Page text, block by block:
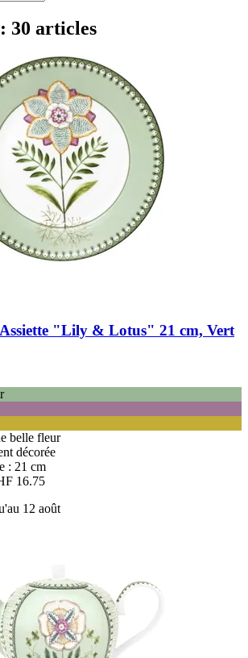
30 articles
Assiette "Lily & Lotus" 21 cm, Vert
belle fleur
décorée
: 21 cm
16.75
12 août